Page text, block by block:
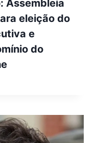
Assembleia
eleição do
e
do